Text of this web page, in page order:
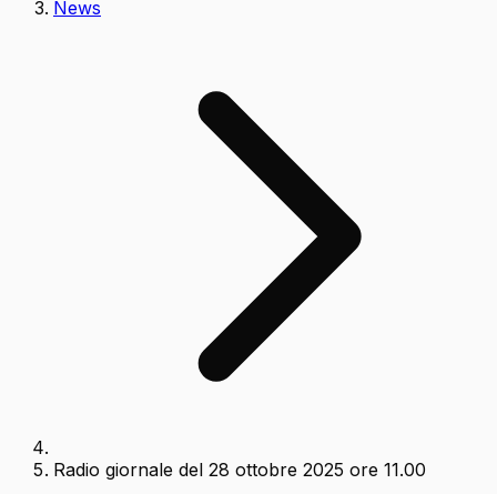
News
Radio giornale del 28 ottobre 2025 ore 11.00